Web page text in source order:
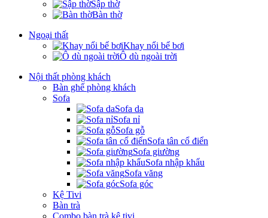
Sập thờ
Bàn thờ
Ngoại thất
Khay nổi bể bơi
Ô dù ngoài trời
Nội thất phòng khách
Bàn ghế phòng khách
Sofa
Sofa da
Sofa nỉ
Sofa gỗ
Sofa tân cổ điển
Sofa giường
Sofa nhập khẩu
Sofa văng
Sofa góc
Kệ Tivi
Bàn trà